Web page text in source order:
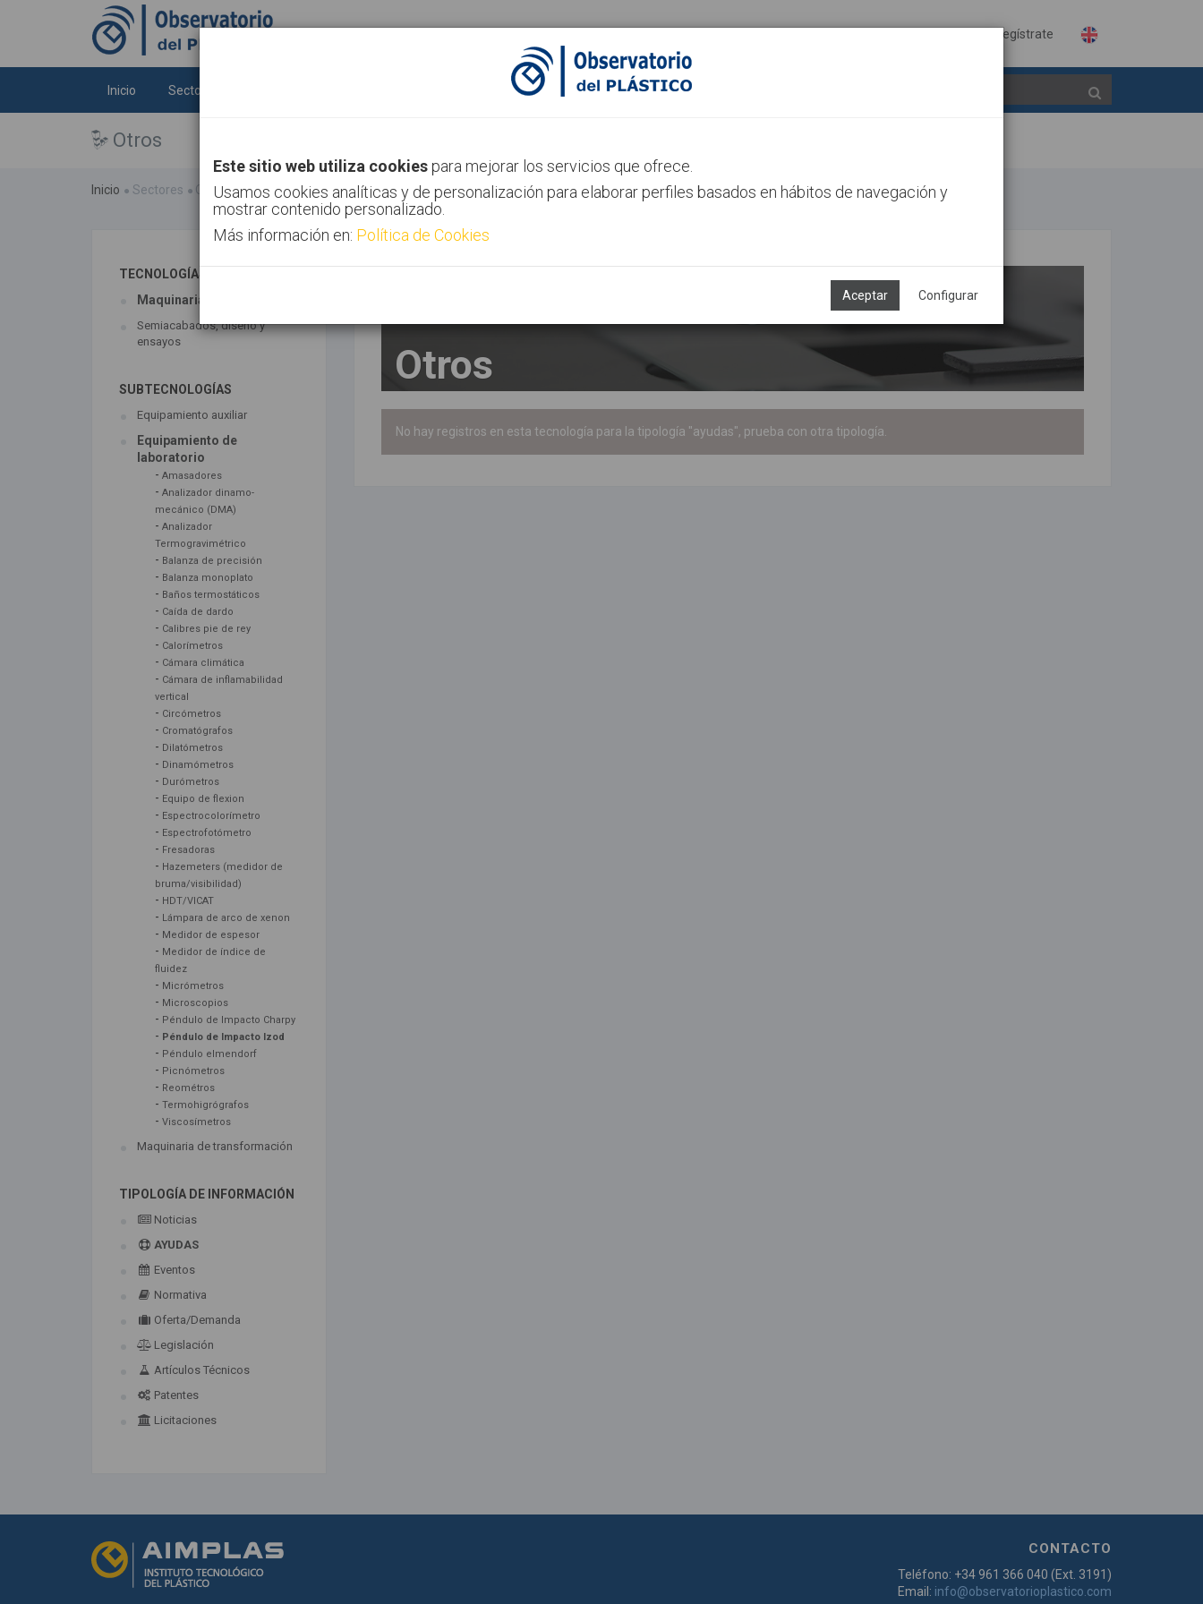
Regístrate
Inicio Sectores Canal AIMPLAS Contacto
Otros
Inicio Sectores Otros
Este sitio web utiliza cookies para mejorar los servicios que ofrece.
Usamos cookies analíticas y de personalización para elaborar perfiles basados en hábitos de navegación y
mostrar contenido personalizado.
Más información en: Política de Cookies
Aceptar Configurar
TECNOLOGÍAS ASOCIADAS
Maquinaria
Semiacabados, diseño y
ensayos
SUBTECNOLOGÍAS
Equipamiento auxiliar
Equipamiento de
laboratorio
- Amasadores
- Analizador dinamo-
mecánico (DMA)
- Analizador
Termogravimétrico
- Balanza de precisión
- Balanza monoplato
- Baños termostáticos
- Caída de dardo
- Calibres pie de rey
- Calorímetros
- Cámara climática
- Cámara de inflamabilidad
vertical
- Circómetros
- Cromatógrafos
- Dilatómetros
- Dinamómetros
- Durómetros
- Equipo de flexion
- Espectrocolorímetro
- Espectrofotómetro
- Fresadoras
- Hazemeters (medidor de
bruma/visibilidad)
- HDT/VICAT
- Lámpara de arco de xenon
- Medidor de espesor
- Medidor de índice de
fluidez
- Micrómetros
- Microscopios
- Péndulo de Impacto Charpy
- Péndulo de Impacto Izod
- Péndulo elmendorf
- Picnómetros
- Reométros
- Termohigrógrafos
- Viscosímetros
Maquinaria de transformación
TIPOLOGÍA DE INFORMACIÓN
Noticias
AYUDAS
Eventos
Normativa
Oferta/Demanda
Legislación
Artículos Técnicos
Patentes
Licitaciones
Otros
No hay registros en esta tecnología para la tipología "ayudas", prueba con otra tipología.
CONTACTO
Teléfono: +34 961 366 040 (Ext. 3191)
Email: info@observatorioplastico.com